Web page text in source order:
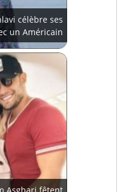
célèbre ses
un Américain
Asghari fêtent